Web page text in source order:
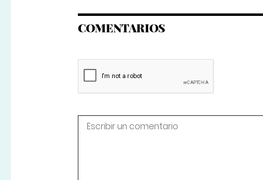
COMENTARIOS